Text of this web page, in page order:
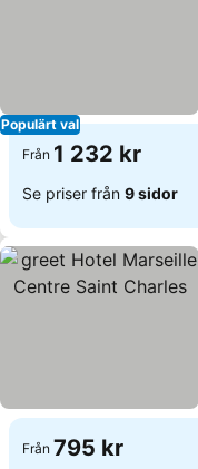
Populärt val
Från 1 232 kr
Se priser från 9 sidor
Från 795 kr